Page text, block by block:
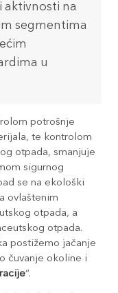
aktivnosti na
segmentima
u
potrošnje
te kontrolom
otpada, smanjuje
sigurnog
se na ekološki
ovlaštenim
otpada, a
otpada.
postižemo jačanje
čuvanje okoline i
“.